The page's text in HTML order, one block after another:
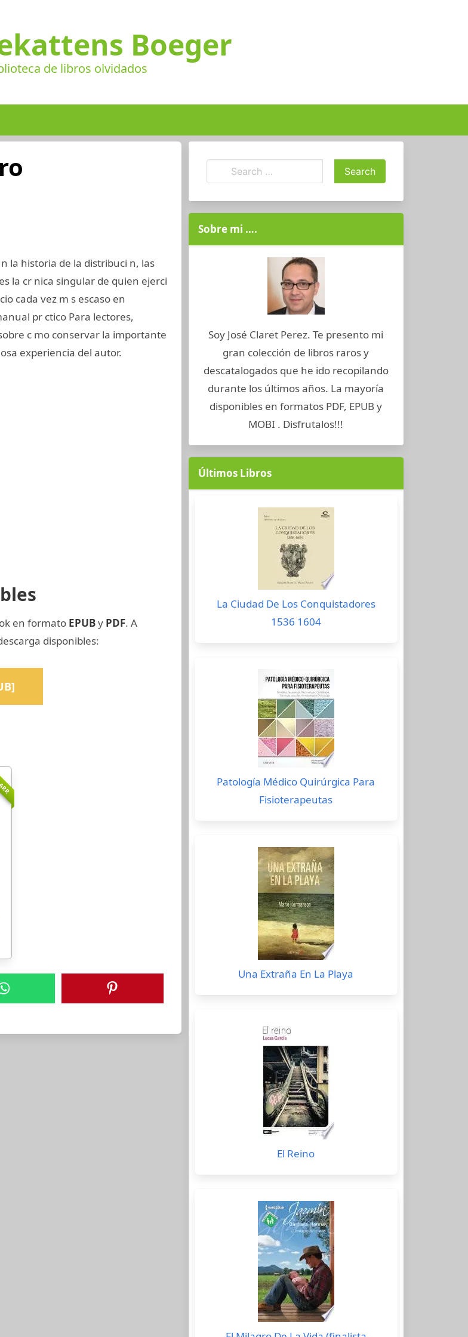
Boeger
de libros olvidados
la historia de la distribuci n, las
la cr nica singular de quien ejerci
cada vez m s escaso en
pr ctico Para lectores,
c mo conservar la importante
experiencia del autor.
en formato EPUBy PDF. A
disponibles:
Sobre mi ….
Soy José Claret Perez. Te presento mi
gran colección de libros raros y
descatalogados que he ido recopilando
durante los últimos años. La mayoría
disponibles en formatos PDF, EPUB y
MOBI . Disfrutalos!!!
Últimos Libros
La Ciudad De Los Conquistadores
1536 1604
Patología Médico Quirúrgica Para
Fisioterapeutas
Una Extraña En La Playa
El Reino